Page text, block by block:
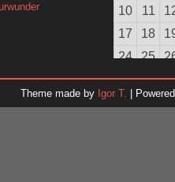
10
11
17
18
24
25
31
Theme made by Igor T. |